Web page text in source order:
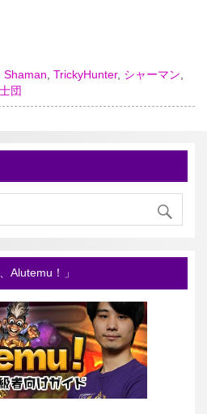
,Shaman ,TrickyHunter, シャーマン
団
Alutemu！」